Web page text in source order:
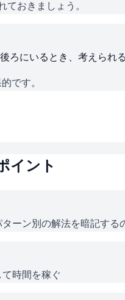
ておきましょう。
ろにいるとき、考えられ
です。
イント
ーン別の解法を暗記する
時間を稼ぐ